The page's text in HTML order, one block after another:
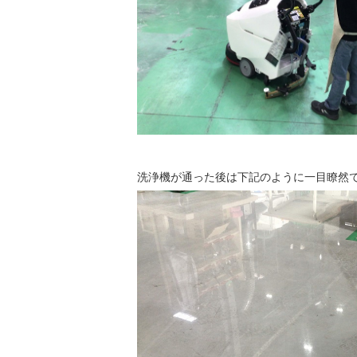
洗浄機が通った後は下記のように一目瞭然